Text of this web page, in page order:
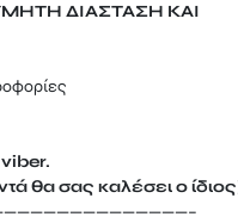
ΔΙΑΣΤΑΣΗ ΚΑΙ
θα σας καλέσει ο